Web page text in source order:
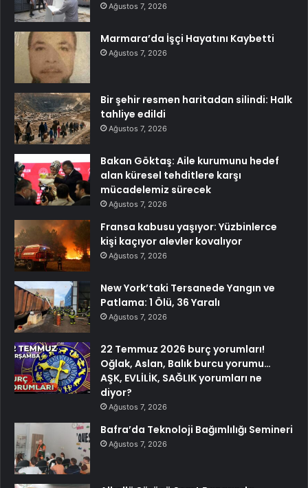
Ağustos 7, 2026
Marmara’da İşçi Hayatını Kaybetti
Ağustos 7, 2026
Bir şehir resmen haritadan silindi: Halk
tahliye edildi
Ağustos 7, 2026
Bakan Göktaş: Aile kurumunu hedef
alan küresel tehditlere karşı
mücadelemiz sürecek
Ağustos 7, 2026
Fransa kabusu yaşıyor: Yüzbinlerce
kişi kaçıyor alevler kovalıyor
Ağustos 7, 2026
New York’taki Tersanede Yangın ve
Patlama: 1 Ölü, 36 Yaralı
Ağustos 7, 2026
22 Temmuz 2026 burç yorumları!
Oğlak, Aslan, Balık burcu yorumu…
AŞK, EVLİLİK, SAĞLIK yorumları ne
diyor?
Ağustos 7, 2026
Bafra’da Teknoloji Bağımlılığı Semineri
Ağustos 7, 2026